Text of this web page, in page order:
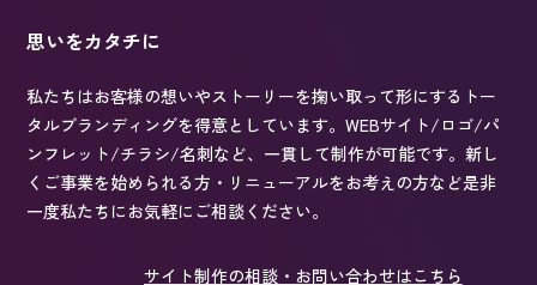
思いをカタチに
私たちはお客様の想いやストーリーを掬い取って形にするトー
タルブランディングを得意としています。WEBサイト/ロゴ/パ
ンフレット/チラシ/名刺など、一貫して制作が可能です。新し
くご事業を始められる方・リニューアルをお考えの方など是非
一度私たちにお気軽にご相談ください。